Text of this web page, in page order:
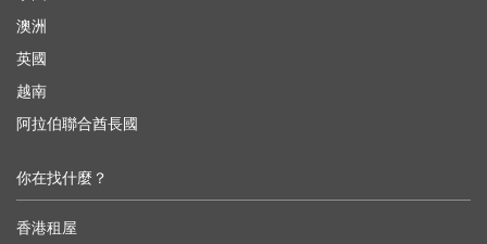
澳洲
英國
越南
阿拉伯聯合酋長國
你在找什麼？
香港租屋